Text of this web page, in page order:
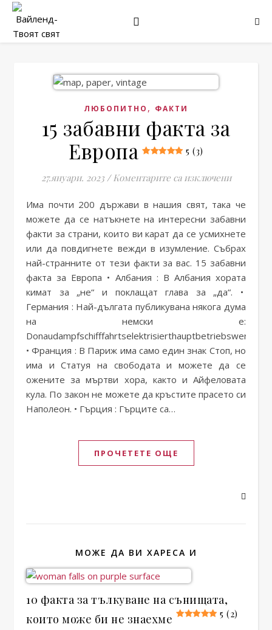
ЛЮБОПИТНО , ФАКТИ
15 забавни факта за
Европа
5 (3)
27.януари. 2023 / Коментарите са изключениза 15
Има почти 200 държави в нашия свят, така че
можете да се натъкнете на интересни забавни
факти за страни, които ви карат да се усмихнете
или да повдигнете вежди в изумление. Събрах
най-странните от тези факти за вас. 15 забавни
факта за Европа • Албания : В Албания хората
кимат за „не“ и поклащат глава за „да“. •
Германия : Най-дългата публикувана някога дума
на немски е:
• Франция : В Париж има само един знак Стоп, но
има и Статуя на свободата и можете да се
ожените за мъртви хора, както и Айфеловата
кула. По закон не можете да кръстите прасето си
Наполеон. • Гърция : Гърците са…
ПРОЧЕТЕТЕ ОЩЕ
МОЖЕ ДА ВИ ХАРЕСА И
10 факта за тълкуване на сънищата,
които може би не знаехме
5 (2)